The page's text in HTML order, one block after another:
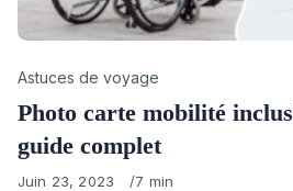
Category
Astuces de voyage
Photo carte mobilité
guide complet
Published
Juin 23, 2023 7 min